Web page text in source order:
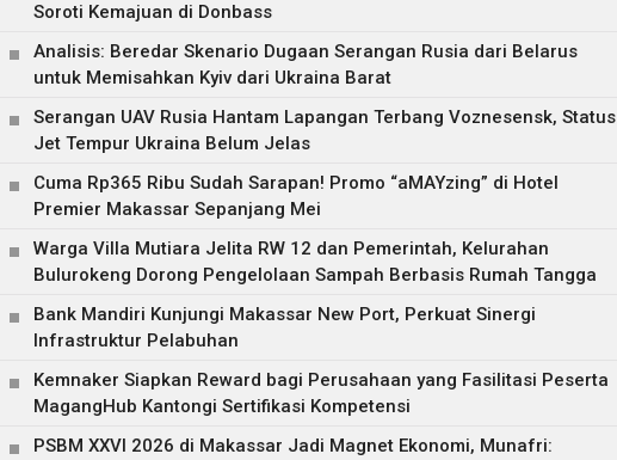
Soroti Kemajuan di Donbass
Analisis: Beredar Skenario Dugaan Serangan Rusia dari Belarus
untuk Memisahkan Kyiv dari Ukraina Barat
Serangan UAV Rusia Hantam Lapangan Terbang Voznesensk, Status
Jet Tempur Ukraina Belum Jelas
Cuma Rp365 Ribu Sudah Sarapan! Promo “aMAYzing” di Hotel
Premier Makassar Sepanjang Mei
Warga Villa Mutiara Jelita RW 12 dan Pemerintah, Kelurahan
Bulurokeng Dorong Pengelolaan Sampah Berbasis Rumah Tangga
Bank Mandiri Kunjungi Makassar New Port, Perkuat Sinergi
Infrastruktur Pelabuhan
Kemnaker Siapkan Reward bagi Perusahaan yang Fasilitasi Peserta
MagangHub Kantongi Sertifikasi Kompetensi
PSBM XXVI 2026 di Makassar Jadi Magnet Ekonomi, Munafri: